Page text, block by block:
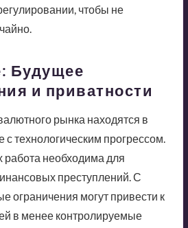
чтобы не
Будущее
и приватности
рынка находятся в
с технологическим прогрессом.
работа необходима для
преступлений. С
ограничения могут привести к
в менее контролируемые